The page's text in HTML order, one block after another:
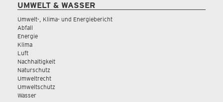
UMWELT & WASSER
Umwelt-, Klima- und Energiebericht
Abfall
Energie
Klima
Luft
Nachhaltigkeit
Naturschutz
Umweltrecht
Umweltschutz
Wasser